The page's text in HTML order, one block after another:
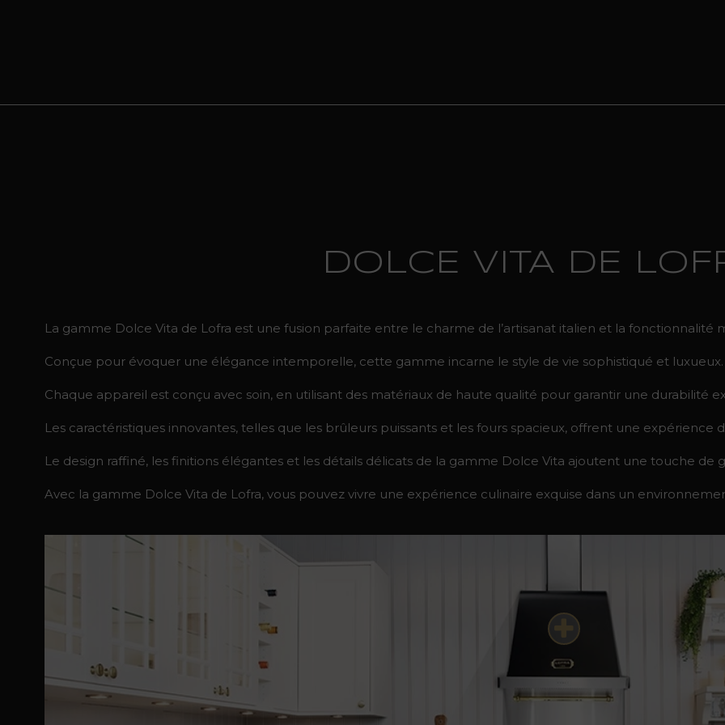
DOLCE VITA DE
La gamme Dolce Vita de Lofra est une fusion parfaite entre le charme de l’artisanat italien et la fonctionnalité
Conçue pour évoquer une élégance intemporelle, cette gamme incarne le style de vie sophistiqué et luxueux.
Chaque appareil est conçu avec soin, en utilisant des matériaux de haute qualité pour garantir une durabilité
Les caractéristiques innovantes, telles que les brûleurs puissants et les fours spacieux, offrent une expérience
Le design raffiné, les finitions élégantes et les détails délicats de la gamme Dolce Vita ajoutent une touche de
Avec la gamme Dolce Vita de Lofra, vous pouvez vivre une expérience culinaire exquise dans un